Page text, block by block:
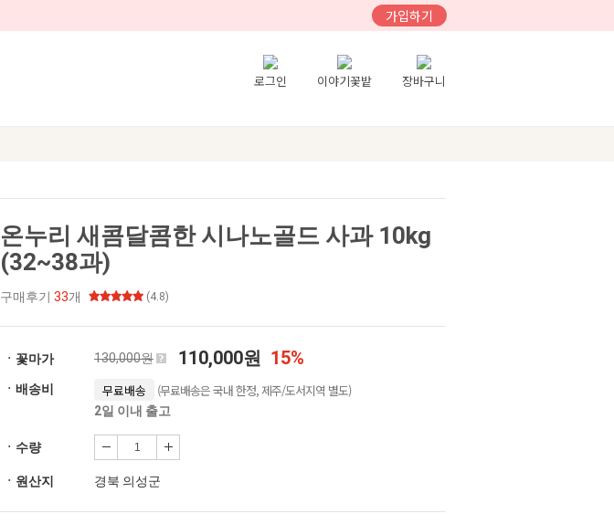
가입하기
로그인 이야기꽃밭 장바구니
온누리 새콤달콤한 시나노골드 사과 10kg
(32~38과)
구매후기 33개 (4.8)
ㆍ꽃마가 130,000원 110,000원 15%
ㆍ배송비 무료배송 (무료배송은 국내 한정, 제주/도서지역 별도)
2일 이내 출고
ㆍ수량
ㆍ원산지 경북 의성군